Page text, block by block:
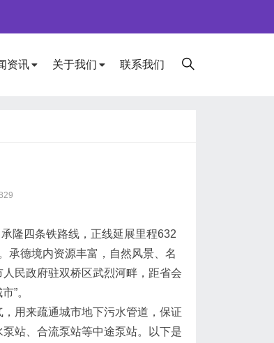
资讯 关于我们 联系我们
隆四条铁路线，正线延展里程632
承德境内资源丰富，自然风景、名
民政府驻双桥区武烈河畔，距省会
”。
用来疏通城市地下污水管道，保证
站、合流泵站等中途泵站。以下是